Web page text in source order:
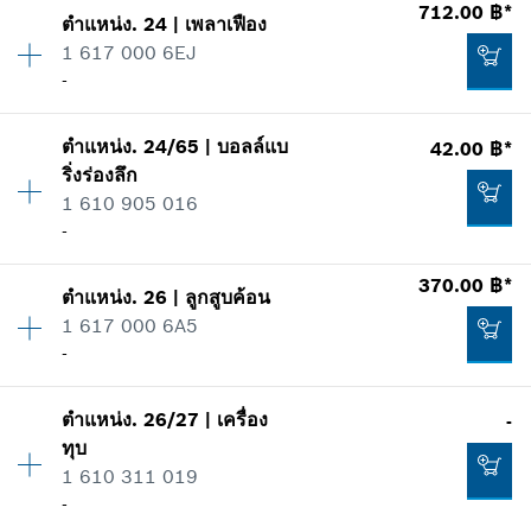
129.00 ฿*
เพิ่มในตะกร้าสินค้า
256.00 ฿*
ปริมาณ 2
ราคากลุ่ม: 11
รายการการใช้
แสดงในรูป
34.00 ฿*
เพิ่มในตะกร้าสินค้า
ตำแหน่ง.24 | เพลาเฟือง
1 617 000 6EJ
-
712.00 ฿*
ปริมาณ 1
ราคากลุ่ม
ข้อมูลชิ้นส่วนอะไหล่
แสดงในรูป
712.00 ฿*
ตำแหน่ง.24/65 |บอลล์แบ
ริ่งร่องลึก
1 610 905 016
-
42.00 ฿*
ปริมาณ 1
ราคากลุ่ม: 22
รายการการใช้
แสดงในรูป
ตำแหน่ง.26 | ลูกสูบค้อน
1 617 000 6A5
-
370.00 ฿*
ปริมาณ 1
ราคากลุ่ม
ข้อมูลชิ้นส่วนอะไหล่
ตำแหน่ง.26/27 | เครื่อง
ทุบ
1 610 311 019
-
-